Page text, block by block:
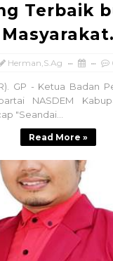
Terbaik
Masyarakat.
Herman,S.Ag
GP - Ketua Badan
NASDEM
"Seandai...
Read More »